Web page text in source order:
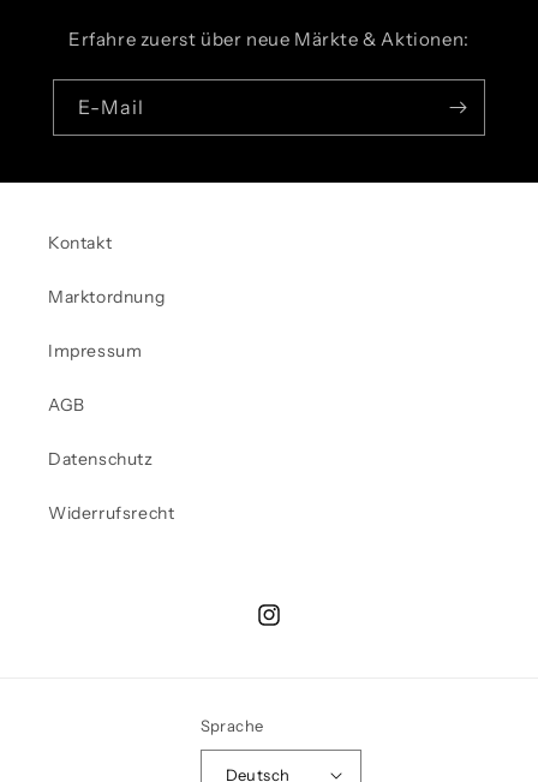
Erfahre zuerst über neue Märkte & Aktionen:
E-Mail
Kontakt
Marktordnung
Impressum
AGB
Datenschutz
Widerrufsrecht
Instagram
Sprache
Deutsch